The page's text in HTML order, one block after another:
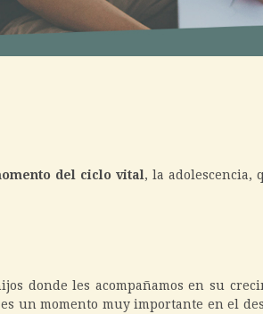
del ciclo vital , la adolescencia,
donde les acompañamos en su
un momento muy importante en el